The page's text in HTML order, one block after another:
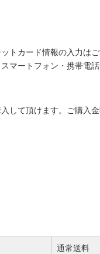
トカード情報の入力は
マートフォン・携帯電話
して頂けます。ご購入
通常送料